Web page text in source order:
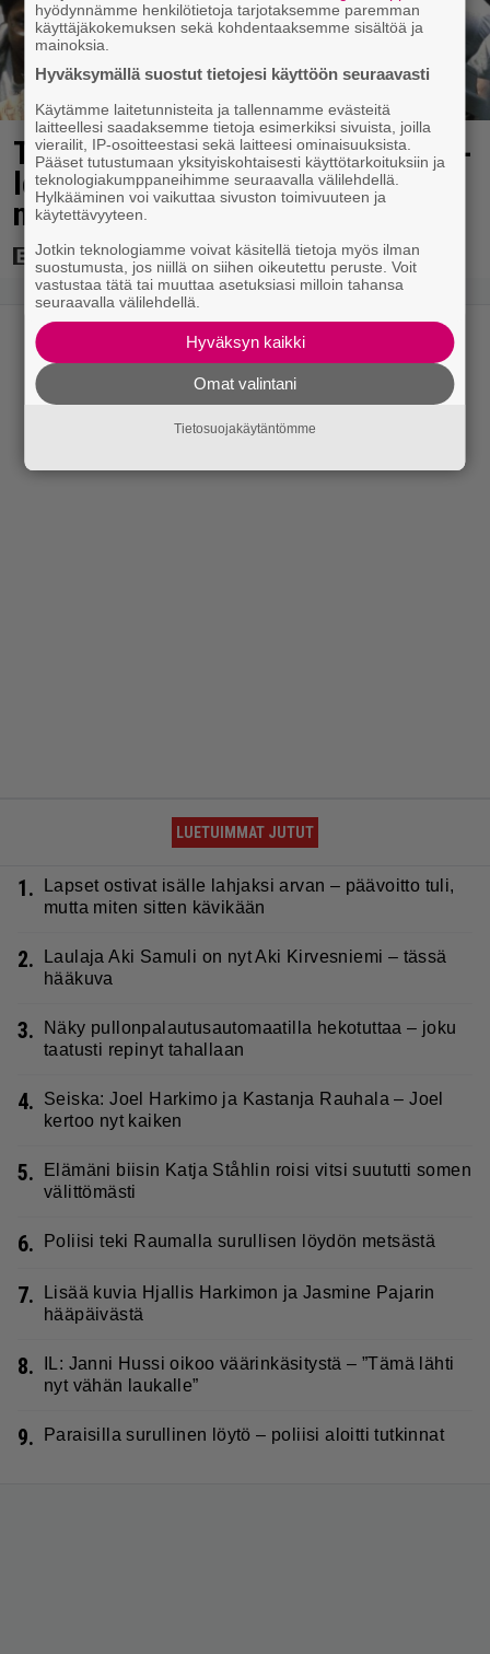
Tänään tv:ssä: Vuoden 1997 Bond-
leffassa nähdään hämmenttävän
nykyaikainen kännykkä
LUETUIMMAT JUTUT
1.
Lapset ostivat isälle lahjaksi arvan – päävoitto tuli,
mutta miten sitten kävikään
2.
Laulaja Aki Samuli on nyt Aki Kirvesniemi – tässä
hääkuva
3.
Näky pullonpalautusautomaatilla hekotuttaa – joku
taatusti repinyt tahallaan
4.
Seiska: Joel Harkimo ja Kastanja Rauhala – Joel
kertoo nyt kaiken
5.
Elämäni biisin Katja Ståhlin roisi vitsi suututti somen
välittömästi
6. Poliisi teki Raumalla surullisen löydön metsästä
7.
Lisää kuvia Hjallis Harkimon ja Jasmine Pajarin
hääpäivästä
8.
IL: Janni Hussi oikoo väärinkäsitystä – ”Tämä lähti
nyt vähän laukalle”
9. Paraisilla surullinen löytö – poliisi aloitti tutkinnat
hyödynnämme henkilötietoja tarjotaksemme paremman
käyttäjäkokemuksen sekä kohdentaaksemme sisältöä ja
mainoksia.
Hyväksymällä suostut tietojesi käyttöön seuraavasti
Käytämme laitetunnisteita ja tallennamme evästeitä
laitteellesi saadaksemme tietoja esimerkiksi sivuista, joilla
vierailit, IP-osoitteestasi sekä laitteesi ominaisuuksista.
Pääset tutustumaan yksityiskohtaisesti käyttötarkoituksiin ja
teknologiakumppaneihimme seuraavalla välilehdellä.
Hylkääminen voi vaikuttaa sivuston toimivuuteen ja
käytettävyyteen.
Jotkin teknologiamme voivat käsitellä tietoja myös ilman
suostumusta, jos niillä on siihen oikeutettu peruste. Voit
vastustaa tätä tai muuttaa asetuksiasi milloin tahansa
seuraavalla välilehdellä.
Hyväksyn kaikki
Omat valintani
Tietosuojakäytäntömme